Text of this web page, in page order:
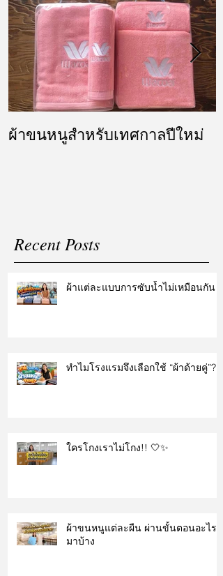
ผ้าขนหนูสำหรับเทศกาลปีใหม่
Recent Posts
ผ้าแต่ละแบบการซับน้ำไม่เหมือนกัน
ทำไมโรงแรมจึงเลือกใช้ “ผ้าด้ายคู่”?
ใครโกงเราไม่โกง!! 🤍✨
ผ้าขนหนูแต่ละผืน ผ่านขั้นตอนอะไร
มาบ้าง